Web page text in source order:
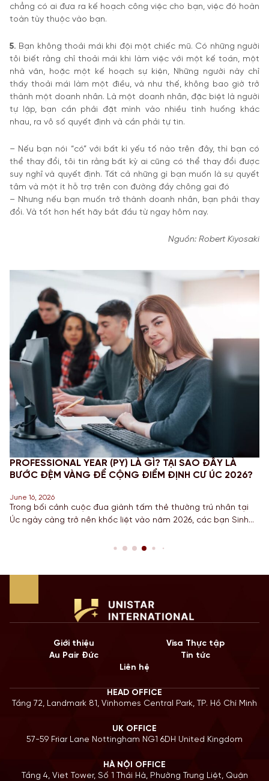
chẳng có ai đưa ra kế hoạch công việc cho bạn, việc đó hoàn
toàn tùy thuộc vào bạn.
5. Bạn không thoải mái khi đội một chiếc mũ. Có những người
tôi biết rằng chỉ thoải mái khi làm việc với một kế toán, một
nhà văn, hoặc một kế hoạch sự kiện, Những người này chỉ
thấy thoải mái làm một điều, và như thế, không bao giờ trở
thành một doanh nhân. Là một doanh nhân, đặc biệt là người
tự lập, bạn cần phải đặt mình vào nhiều tình huống khác
nhau, ra vô số quyết định và cần phải tự tin.
– Nếu bạn nói “có” với bất kì yếu tố nào trên đây, thì bạn có
thể thay đổi, tôi tin rằng bất kỳ ai cũng có thể thay đổi được
suy nghĩ và quyết định. Tất cả những gì bạn muốn là sự quyết
tâm và một ít hỗ trợ trên con đường đầy chông gai đó
– Nhưng nếu bạn muốn trở thành doanh nhân, bạn phải thay
đổi. Và tốt hơn hết hãy bắt đầu từ ngay hôm nay.
Nguồn: Robert Kiyosaki
PROFESSIONAL YEAR (PY) LÀ GÌ? TẠI SAO ĐÂY LÀ
BƯỚC ĐỆM VÀNG ĐỂ CỘNG ĐIỂM ĐỊNH CƯ ÚC 2026?
June 16, 2026
Trong bối cảnh cuộc đua giành tấm thẻ thường trú nhân tại
Úc ngày càng trở nên khốc liệt vào năm 2026, các bạn Sinh
(Engineering) và Kế toán đang tìm kiếm mọi “vũ khí” để gia
Giới thiệu
Visa Thực tập
Au Pair Đức
Tin tức
Liên hệ
HEAD OFFICE
Tầng 72, Landmark 81, Vinhomes Central Park, TP. Hồ Chí Minh
UK OFFICE
57-59 Friar Lane Nottingham NG1 6DH United Kingdom
HÀ NỘI OFFICE
Tầng 4, Viet Tower, Số 1 Thái Hà, Phường Trung Liệt, Quận